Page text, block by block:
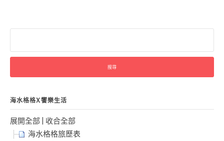
關
字:
海水格格X饗樂生活
展開全部
收合全部
海水格格旅歷表